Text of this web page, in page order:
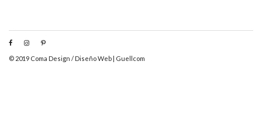
© 2019 Coma Design / Diseño Web | Guellcom